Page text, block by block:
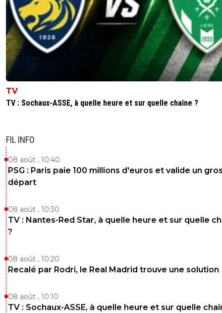
TV
TV : Sochaux-ASSE, à quelle heure et sur quelle chaîne ?
FIL INFO
08 août , 10:40
PSG : Paris paie 100 millions d'euros et valide un
départ
08 août , 10:30
TV : Nantes-Red Star, à quelle heure et sur quelle
?
08 août , 10:20
Recalé par Rodri, le Real Madrid trouve une solution
08 août , 10:10
TV : Sochaux-ASSE, à quelle heure et sur quelle